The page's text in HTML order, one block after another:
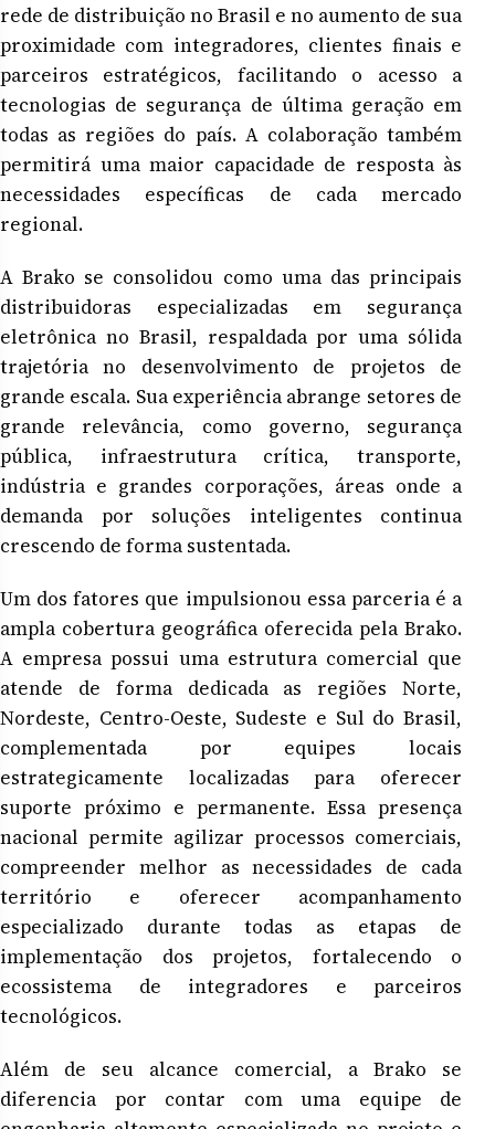
rede de distribuição no Brasil e no aumento de sua
proximidade com integradores, clientes finais e
parceiros estratégicos, facilitando o acesso a
tecnologias de segurança de última geração em
todas as regiões do país. A colaboração também
permitirá uma maior capacidade de resposta às
necessidades específicas de cada mercado
regional.
A Brako se consolidou como uma das principais
distribuidoras especializadas em segurança
eletrônica no Brasil, respaldada por uma sólida
trajetória no desenvolvimento de projetos de
grande escala. Sua experiência abrange setores de
grande relevância, como governo, segurança
pública, infraestrutura crítica, transporte,
indústria e grandes corporações, áreas onde a
demanda por soluções inteligentes continua
crescendo de forma sustentada.
Um dos fatores que impulsionou essa parceria é a
ampla cobertura geográfica oferecida pela Brako.
A empresa possui uma estrutura comercial que
atende de forma dedicada as regiões Norte,
Nordeste, Centro-Oeste, Sudeste e Sul do Brasil,
complementada por equipes locais
estrategicamente localizadas para oferecer
suporte próximo e permanente. Essa presença
nacional permite agilizar processos comerciais,
compreender melhor as necessidades de cada
território e oferecer acompanhamento
especializado durante todas as etapas de
implementação dos projetos, fortalecendo o
ecossistema de integradores e parceiros
tecnológicos.
Além de seu alcance comercial, a Brako se
diferencia por contar com uma equipe de